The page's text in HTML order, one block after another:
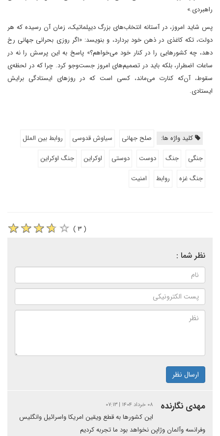
راهبردی.»
پس شاید امروز، در آستانه انتخاب‌های بزرگ دیپلماتیک، زمان آن رسیده که هر
دولت، تکه کاغذی در ذهن خود بردارد، و بنویسد: «اگر روزی بحرانی جهانی رخ
دهد، چه کشورهایی را در کنار خود می‌خواهم؟» پاسخ به این پرسش را نه در
ساعات اضطرار، بلکه باید در تصمیم‌های امروز جست‌وجو کرد. چرا که در لحظه‌ی
سقوط، آن‌که کنارت می‌ماند، کسی است که در روزهای ایستادگی برایش
ایستادی.
کلید واژه ها: صلح جهانی سیاوش قدوسی
روابط بین الملل
جنگی
جنگ دوست دوستی اوکراین
جنگ اوکراین
جنگ غزه
روابط امنیت
( ۳ )
نظر شما :
ارسال نظر
مهدی نگارنده ۰۸ خرداد ۱۴۰۴ | ۰۷:۱۳
این کشورها به قطع ویقین امریکا واسرائیل وانگلیس
وفرانسه وآلمان وژاپن نخواهد بود ما تجربه کردیم